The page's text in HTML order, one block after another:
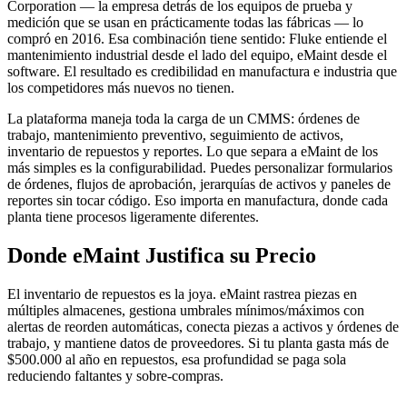
Corporation — la empresa detrás de los equipos de prueba y
medición que se usan en prácticamente todas las fábricas — lo
compró en 2016. Esa combinación tiene sentido: Fluke entiende el
mantenimiento industrial desde el lado del equipo, eMaint desde el
software. El resultado es credibilidad en manufactura e industria que
los competidores más nuevos no tienen.
La plataforma maneja toda la carga de un CMMS: órdenes de
trabajo, mantenimiento preventivo, seguimiento de activos,
inventario de repuestos y reportes. Lo que separa a eMaint de los
más simples es la configurabilidad. Puedes personalizar formularios
de órdenes, flujos de aprobación, jerarquías de activos y paneles de
reportes sin tocar código. Eso importa en manufactura, donde cada
planta tiene procesos ligeramente diferentes.
Donde eMaint Justifica su Precio
El inventario de repuestos es la joya. eMaint rastrea piezas en
múltiples almacenes, gestiona umbrales mínimos/máximos con
alertas de reorden automáticas, conecta piezas a activos y órdenes de
trabajo, y mantiene datos de proveedores. Si tu planta gasta más de
$500.000 al año en repuestos, esa profundidad se paga sola
reduciendo faltantes y sobre-compras.